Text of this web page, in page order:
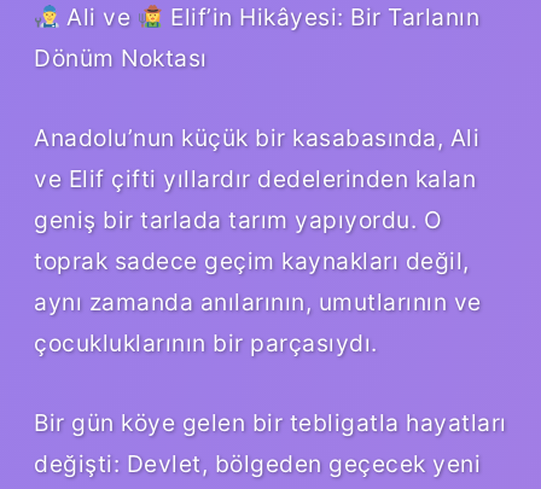
Ali ve
Elif’in Hikâyesi: Bir Tarlanın
Dönüm Noktası
Anadolu’nun küçük bir kasabasında, Ali
ve Elif çifti yıllardır dedelerinden kalan
geniş bir tarlada tarım yapıyordu. O
toprak sadece geçim kaynakları değil,
aynı zamanda anılarının, umutlarının ve
çocukluklarının bir parçasıydı.
Bir gün köye gelen bir tebligatla hayatları
değişti: Devlet, bölgeden geçecek yeni